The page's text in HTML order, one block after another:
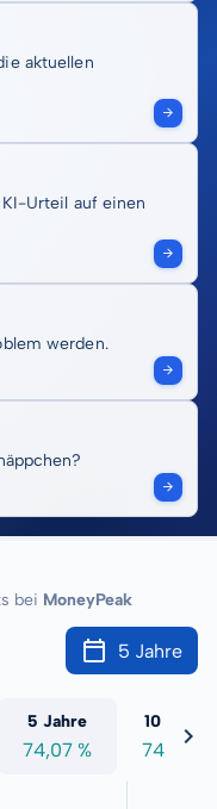
aktuellen
Urteil auf einen
werden.
bei MoneyPeak
5 Jahre
5 Jahre
74,07 %
10 Jahre
74,07 %